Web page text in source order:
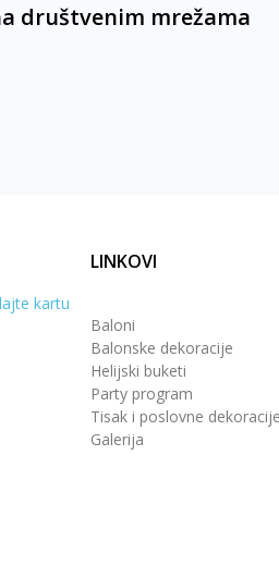
društvenim mrežama
kartu
LINKOVI
Baloni
Balonske dekoracije
Helijski buketi
Party program
Tisak i poslovne dekoracije
Galerija